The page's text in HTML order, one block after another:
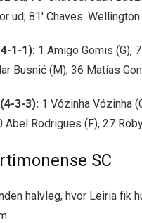
ud; 81′ Chaves:
1-1): 1 Amigo Gomis (G),
Busnić (M), 36 Matías
3-3): 1 Vózinha Vózinha
Abel Rodrigues (F), 27
SC
halvleg, hvor Leiria fik